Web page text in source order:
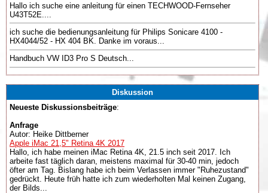
Hallo ich suche eine anleitung für einen TECHWOOD-Fernseher
U43T52E....
ich suche die bedienungsanleitung für Philips Sonicare 4100 -
HX4044/52 - HX 404 BK. Danke im voraus...
Handbuch VW ID3 Pro S Deutsch...
Diskussion
Neueste Diskussionsbeiträge:
Anfrage
Autor: Heike Dittberner
Apple iMac 21,5" Retina 4K 2017
Hallo, ich habe meinen iMac Retina 4K, 21.5 inch seit 2017. Ich
arbeite fast täglich daran, meistens maximal für 30-40 min, jedoch
öfter am Tag. Bislang habe ich beim Verlassen immer "Ruhezustand"
gedrückt. Heute früh hatte ich zum wiederholten Mal keinen Zugang,
der Bilds...